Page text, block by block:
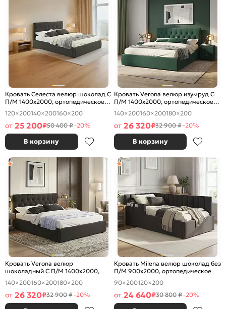
Кровать Селеста велюр шоколад С
П/М 1400x2000, ортопедическое
основание, изголовье мягкое
120×200140×200160×200
от 25 200₽50 400 ₽-20%
В корзину
Кровать Verona велюр изумруд С
П/М 1400x2000, ортопедическое
основание, изголовье мягкое
140×200160×200180×200
от 26 320₽32 900 ₽-20%
В корзину
Кровать Verona велюр
шоколадный С П/М 1400x2000,
ортопедическое основание,
изголовье мягкое
140×200160×200180×200
от 26 320₽32 900 ₽-20%
Кровать Milena велюр шоколад без
П/М 900x2000, ортопедическое
основание, изголовье мягкое
90×200120×200
от 24 640₽30 800 ₽-20%